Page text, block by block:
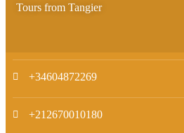
Tours from Tangier
+34604872269
+212670010180